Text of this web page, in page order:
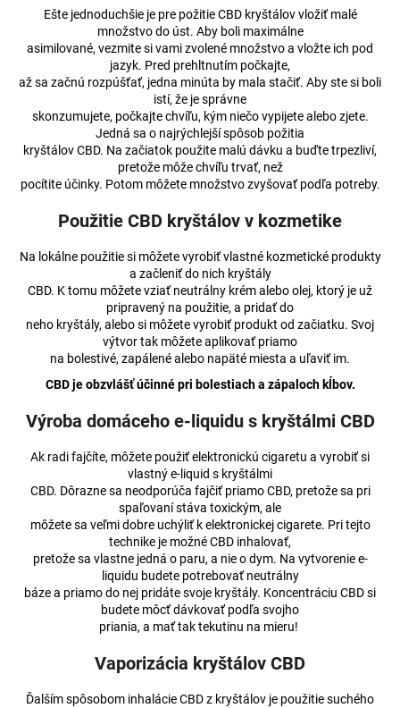
Ešte jednoduchšie je pre požitie CBD kryštálov vložiť malé
množstvo do úst. Aby boli maximálne
asimilované, vezmite si vami zvolené množstvo a vložte ich pod
jazyk. Pred prehltnutím počkajte,
až sa začnú rozpúšťať, jedna minúta by mala stačiť. Aby ste si boli
istí, že je správne
skonzumujete, počkajte chvíľu, kým niečo vypijete alebo zjete.
Jedná sa o najrýchlejší spôsob požitia
kryštálov CBD. Na začiatok použite malú dávku a buďte trpezliví,
pretože môže chvíľu trvať, než
pocítite účinky. Potom môžete množstvo zvyšovať podľa potreby.
Použitie CBD kryštálov v kozmetike
Na lokálne použitie si môžete vyrobiť vlastné kozmetické produkty
a začleniť do nich kryštály
CBD. K tomu môžete vziať neutrálny krém alebo olej, ktorý je už
pripravený na použitie, a pridať do
neho kryštály, alebo si môžete vyrobiť produkt od začiatku. Svoj
výtvor tak môžete aplikovať priamo
na bolestivé, zapálené alebo napäté miesta a uľaviť im.
CBD je obzvlášť účinné pri bolestiach a zápaloch kĺbov.
Výroba domáceho e-liquidu s kryštálmi CBD
Ak radi fajčíte, môžete použiť elektronickú cigaretu a vyrobiť si
vlastný e-liquid s kryštálmi
CBD. Dôrazne sa neodporúča fajčiť priamo CBD, pretože sa pri
spaľovaní stáva toxickým, ale
môžete sa veľmi dobre uchýliť k elektronickej cigarete. Pri tejto
technike je možné CBD inhalovať,
pretože sa vlastne jedná o paru, a nie o dym. Na vytvorenie e-
liquidu budete potrebovať neutrálny
báze a priamo do nej pridáte svoje kryštály. Koncentráciu CBD si
budete môcť dávkovať podľa svojho
priania, a mať tak tekutinu na mieru!
Vaporizácia kryštálov CBD
Ďalším spôsobom inhalácie CBD z kryštálov je použitie suchého